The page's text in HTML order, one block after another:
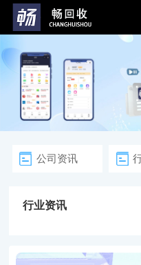
公司资讯
行业资讯